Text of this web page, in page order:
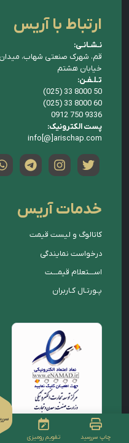
ارتباط با آریس
نـشـانـی:
قم، شهرک صنعتی شهاب، میدان
خیابان هشتم
تـلـفـن:
(025) 33 8000 50
(025) 33 8000 60
0912 750 9336
پست الکترونیک:
info[@]arischap.com
خدمات آریس
کاتالوگ و لیست قیمت
درخواست نمایندگی
اســـتعلام قیمـــت
پـورتـال کـاربران
چاپ سررسید
تقویم رومیزی